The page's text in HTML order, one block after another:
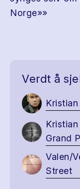
Norge»»
Verdt å
Kristian
Grand
Valen/
Street